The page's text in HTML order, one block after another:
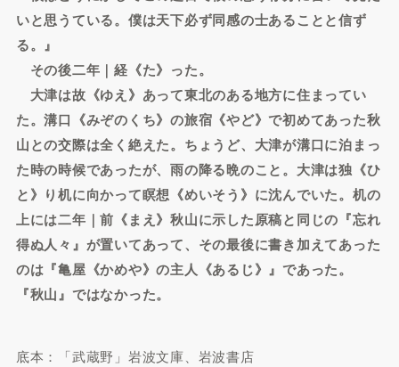
いと思うている。僕は天下必ず同感の士あることと信ず
る。』
その後二年｜経《た》った。
大津は故《ゆえ》あって東北のある地方に住まってい
た。溝口《みぞのくち》の旅宿《やど》で初めてあった秋
山との交際は全く絶えた。ちょうど、大津が溝口に泊まっ
た時の時候であったが、雨の降る晩のこと。大津は独《ひ
と》り机に向かって瞑想《めいそう》に沈んでいた。机の
上には二年｜前《まえ》秋山に示した原稿と同じの『忘れ
得ぬ人々』が置いてあって、その最後に書き加えてあった
のは『亀屋《かめや》の主人《あるじ》』であった。
『秋山』ではなかった。
底本：「武蔵野」岩波文庫、岩波書店